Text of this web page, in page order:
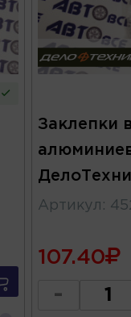
Заклепки
Артикул :
107.40
-